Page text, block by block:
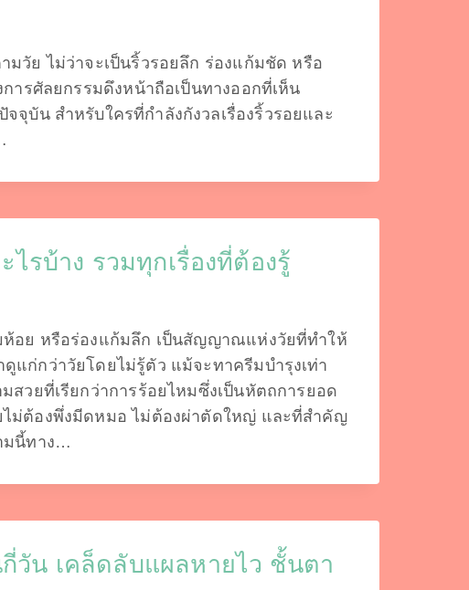
วัย ไม่ว่าจะเป็นริ้วรอยลึก ร่องแก้มชัด หรือ
ารศัลยกรรมดึงหน้าถือเป็นทางออกที่เห็น
จุบัน สำหรับใครที่กำลังกังวลเรื่องริ้วรอยและ
ไรบ้าง รวมทุกเรื่องที่ต้องรู้
อย หรือร่องแก้มลึก เป็นสัญญาณแห่งวัยที่ทำให้
แก่กว่าวัยโดยไม่รู้ตัว แม้จะทาครีมบำรุงเท่า
สวยที่เรียกว่าการร้อยไหมซึ่งเป็นหัตถการยอด
ม่ต้องพึ่งมีดหมอ ไม่ต้องผ่าตัดใหญ่ และที่สำคัญ
มนี้ทาง…
วัน เคล็ดลับแผลหายไว ชั้นตา